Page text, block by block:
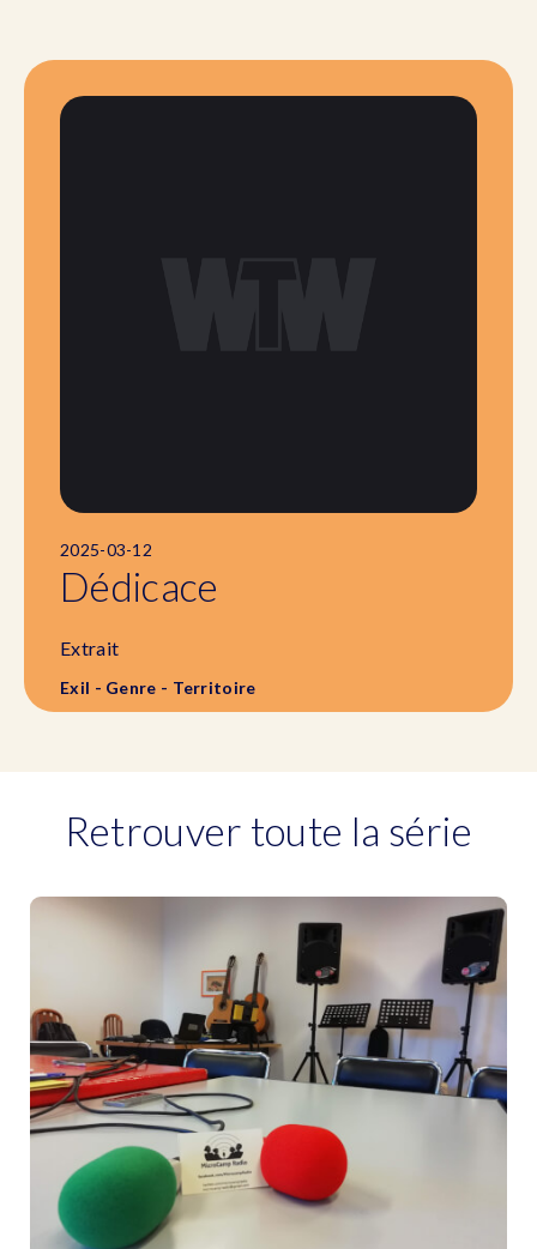
2025-03-12
Dédicace
Extrait
Exil - Genre - Territoire
Retrouver toute la série